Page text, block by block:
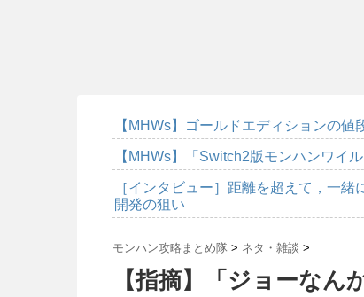
【MHWs】ゴールドエディションの
【MHWs】「Switch2版モンハンワイ
［インタビュー］距離を超えて，一
開発の狙い
モンハン攻略まとめ隊 > ネタ・雑談 >
【指摘】「ジョーなん